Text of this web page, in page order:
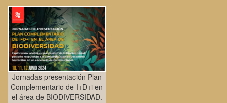
Jornadas presentación Plan
Complementario de I+D+i en
el área de BIODIVERSIDAD.